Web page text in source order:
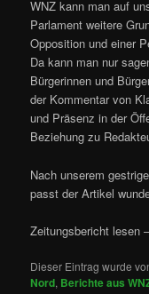
WNZ kann man auf
Parlament weitere
Opposition und einer
Da kann man nur
Bürgerinnen und
der Kommentar von
und Präsenz in der
Beziehung zu
Nach unserem
passt der Artikel
Zeitungsbericht lesen
Dieser Eintrag wurde
Nord, Berichte aus